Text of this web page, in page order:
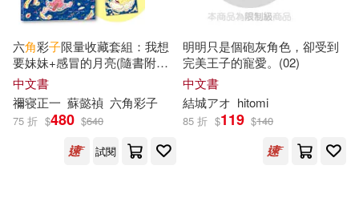
林宜璟(2)
柳汀勳─攝影(2) 梁捨(2)
楊金(2)
ブティック社(1)
ベルハウス(1) 一念出版社(1)
六角彩子限量收藏套組：我想
要妹妹+感冒的月亮(隨書附贈
藝術明信片組)
中文書
禰寝正一 蘇懿禎 六角彩子
75 折 $480 $640
試閱
明明只是個砲灰角色，卻受到
完美王子的寵愛。(02)
中文書
結城アオ hitomi
85 折 $119 $140